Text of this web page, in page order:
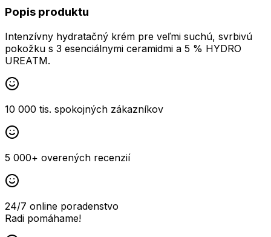
Popis produktu
Intenzívny hydratačný krém pre veľmi suchú, svrbivú
pokožku s 3 esenciálnymi ceramidmi a 5 % HYDRO
UREATM.
10 000 tis. spokojných zákazníkov
5 000+ overených recenzií
24/7 online poradenstvo
Radi pomáhame!